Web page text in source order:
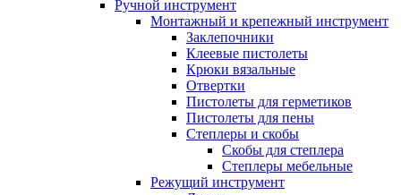
Ручной инструмент
Монтажный и крепежный инструмент
Заклепочники
Клеевые пистолеты
Крюки вязальные
Отвертки
Пистолеты для герметиков
Пистолеты для пены
Степлеры и скобы
Скобы для степлера
Степлеры мебельные
Режущий инструмент